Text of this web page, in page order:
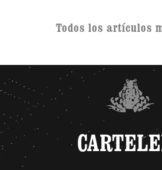
Todos los artículos